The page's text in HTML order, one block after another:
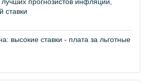
прогнозистов инфляции,
ставки
высокие ставки - плата за льготные